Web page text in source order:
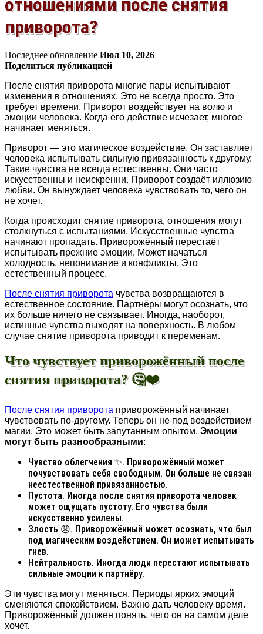
отношениями после снятия
приворота?
Последнее обновление Июл 10, 2026
Поделиться публикацией
После снятия приворота многие пары испытывают
изменения в отношениях. Это не всегда просто. Это
требует времени. Приворот воздействует на волю и
эмоции человека. Когда его действие исчезает, многое
начинает меняться.
Приворот — это магическое воздействие. Он заставляет
человека испытывать сильную привязанность к другому.
Такие чувства не всегда естественны. Они часто
искусственны и неискренни. Приворот создаёт иллюзию
любви. Он вынуждает человека чувствовать то, чего он
не хочет.
Когда происходит снятие приворота, отношения могут
столкнуться с испытаниями. Искусственные чувства
начинают пропадать. Приворожённый перестаёт
испытывать прежние эмоции. Может начаться
холодность, непонимание и конфликты. Это
естественный процесс.
После снятия приворота чувства возвращаются в
естественное состояние. Партнёры могут осознать, что
их больше ничего не связывает. Иногда, наоборот,
истинные чувства выходят на поверхность. В любом
случае снятие приворота приводит к переменам.
Что чувствует приворожённый после
снятия приворота? 🤔❤️
После снятия приворота приворожённый начинает
чувствовать по-другому. Теперь он не под воздействием
магии. Это может быть запутанным опытом. Эмоции
могут быть разнообразными:
Чувство облегчения ✨. Приворожённый может
почувствовать себя свободным. Он больше не связан
неестественной привязанностью.
Пустота. Иногда после снятия приворота человек
может ощущать пустоту. Его чувства были
искусственно усилены.
Злость 😠. Приворожённый может осознать, что был
под магическим воздействием. Он может испытывать
гнев.
Нейтральность. Иногда люди перестают испытывать
сильные эмоции к партнёру.
Эти чувства могут меняться. Периоды ярких эмоций
сменяются спокойствием. Важно дать человеку время.
Приворожённый должен понять, чего он на самом деле
хочет.